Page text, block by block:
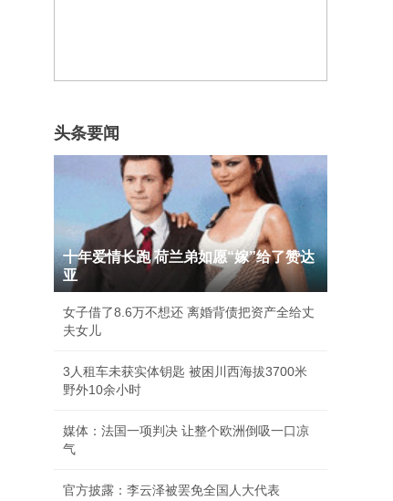
头条要闻
十年爱情长跑 荷兰弟如愿“嫁”给了赞达
亚
女子借了8.6万不想还 离婚背债把资产全给丈
夫女儿
3人租车未获实体钥匙 被困川西海拔3700米
野外10余小时
媒体：法国一项判决 让整个欧洲倒吸一口凉
气
官方披露：李云泽被罢免全国人大代表